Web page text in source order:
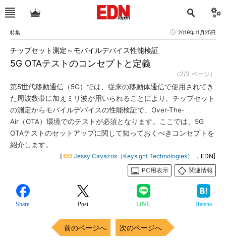
特集 2019年11月25日
5G OTAテストのコンセプトと定義
チップセット測定～モバイルデバイス性能検証
（2/3 ページ）
第5世代移動通信（5G）では、従来の移動体通信で使用されてき
た周波数帯に加えミリ波が用いられることにより、チップセット
の測定からモバイルデバイスの性能検証で、Over-The-
Air（OTA）環境でのテストが必須となります。ここでは、5G
OTAテストのセットアップに関して知っておくべきコンセプトを
紹介します。
[ Jessy Cavazos（Keysight Technologies）
，EDN]
PC用表示
関連情報
Share Post LINE Hatena
前のページへ 次のページへ